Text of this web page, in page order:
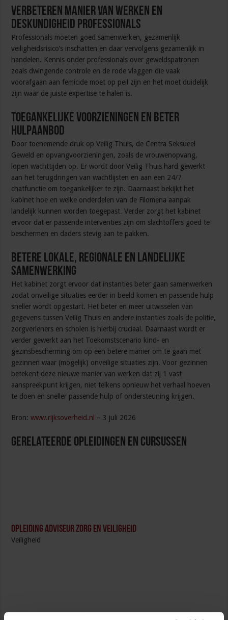
Verbeteren manier van werken en
deskundigheid professionals
Professionals moeten goed samenwerken, gezamenlijk
veiligheidsrisico’s inschatten en daar vervolgens gezamenlijk in
handelen. Kennis onder professionals over geweldspatronen
zoals dwingende controle en de rode vlaggen die vaak
voorafgaan aan femicide moet op peil zijn en het moet duidelijk
zijn waar de juiste expertise te halen is.
Toegankelijke voorzieningen en beter
hulpaanbod
Door toenemende druk op Veilig Thuis, de Centra Seksueel
Geweld en opvangvoorzieningen, zoals de vrouwenopvang,
lopen wachttijden op. Er wordt door Veilig Thuis hard gewerkt
aan het terugdringen van wachtlijsten en aan een 24/7
chatfunctie om toegankelijker te zijn. Daarnaast bekijkt het
kabinet hoe en welke onderdelen van de Filomena aanpak
landelijk kunnen worden toegepast. Verder zorgt het kabinet
ervoor dat er passende interventies zijn om slachtoffers goed te
beschermen en daders stevig aan te pakken.
Betere lokale, regionale en landelijke
samenwerking
Het kabinet zorgt ervoor dat instanties beter gaan samenwerken
zodat onveilige situaties eerder in beeld komen en passende hulp
sneller wordt opgestart. Het beter en meer uitwisselen van
gegevens tussen Veilig Thuis en andere instanties zoals de politie,
zorgverleners en scholen is hierbij cruciaal. Daarnaast wordt er
verder gewerkt aan het Toekomstscenario kind- en
gezinsbescherming om op een betere manier om te gaan met
gezinnen waar (mogelijk) onveilige situaties zijn. Voor gezinnen
betekent deze nieuwe manier van werken dat zij 1 vast
aanspreekpunt krijgen, niet telkens opnieuw het verhaal hoeven
te doen en sneller passende hulp of ondersteuning krijgen.
Bron:www.rijksoverheid.nl – 3 juli 2026
Gerelateerde Opleidingen en Cursussen
Opleiding Adviseur zorg en veiligheid
Veiligheid